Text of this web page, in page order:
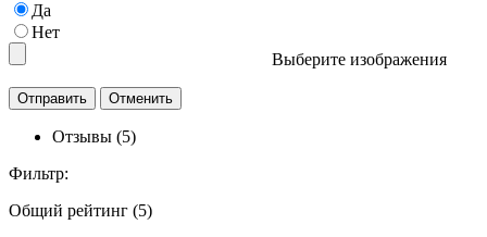
Да
Нет
Выберите изображения
Отзывы (5)
Фильтр:
Общий рейтинг (5)